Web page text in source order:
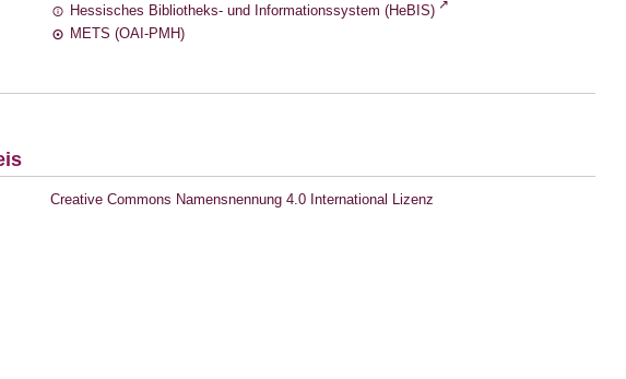
Hessisches Bibliotheks- und Informationssystem (HeBIS)
METS (OAI-PMH)
Creative Commons Namensnennung 4.0 International Lizenz